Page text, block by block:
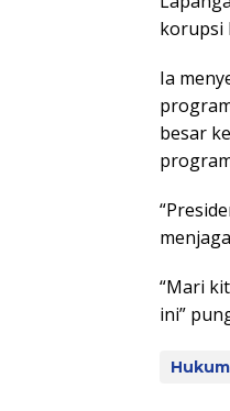
korupsi
Ia
besar
“Mari
ini”